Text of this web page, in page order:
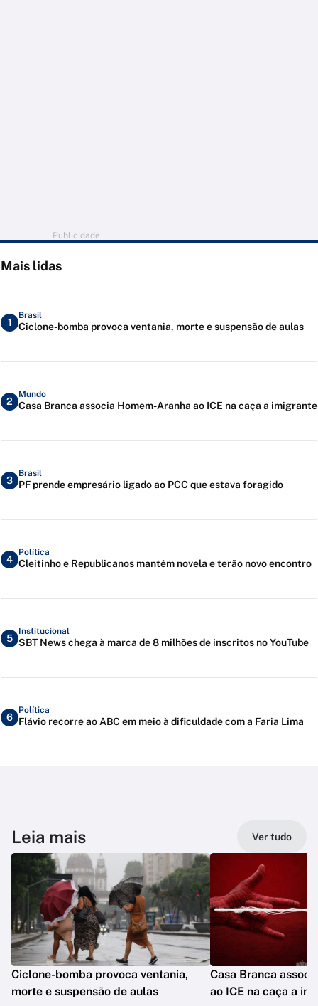
Publicidade
Mais lidas
1
Brasil
Ciclone-bomba provoca ventania, morte e suspensão de aulas
2
Mundo
Casa Branca associa Homem-Aranha ao ICE na caça a imigrante
3
Brasil
PF prende empresário ligado ao PCC que estava foragido
4
Política
Cleitinho e Republicanos mantêm novela e terão novo encontro
5
Institucional
SBT News chega à marca de 8 milhões de inscritos no YouTube
6
Política
Flávio recorre ao ABC em meio à dificuldade com a Faria Lima
Leia mais Ver tudo
Ciclone-bomba provoca ventania,
morte e suspensão de aulas
Casa Branca
ao ICE na caça a